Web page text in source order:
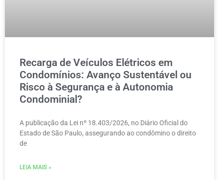
Recarga de Veículos Elétricos em
Condomínios: Avanço Sustentável ou
Risco à Segurança e à Autonomia
Condominial?
A publicação da Lei nº 18.403/2026, no Diário Oficial do
Estado de São Paulo, assegurando ao condômino o direito
de
LEIA MAIS »